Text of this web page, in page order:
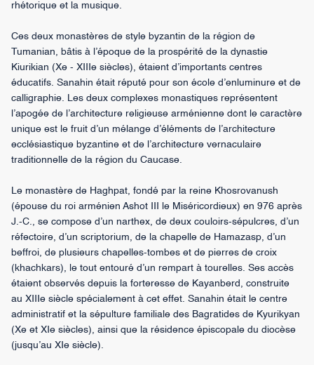
rhétorique et la musique.
Ces deux monastères de style byzantin de la région de
Tumanian, bâtis à l’époque de la prospérité de la dynastie
Kiurikian (Xe - XIIIe siècles), étaient d’importants centres
éducatifs. Sanahin était réputé pour son école d’enluminure et de
calligraphie. Les deux complexes monastiques représentent
l’apogée de l’architecture religieuse arménienne dont le caractère
unique est le fruit d’un mélange d’éléments de l’architecture
ecclésiastique byzantine et de l’architecture vernaculaire
traditionnelle de la région du Caucase.
Le monastère de Haghpat, fondé par la reine Khosrovanush
(épouse du roi arménien Ashot III le Miséricordieux) en 976 après
J.-C., se compose d’un narthex, de deux couloirs-sépulcres, d’un
réfectoire, d’un scriptorium, de la chapelle de Hamazasp, d’un
beffroi, de plusieurs chapelles-tombes et de pierres de croix
(khachkars), le tout entouré d’un rempart à tourelles. Ses accès
étaient observés depuis la forteresse de Kayanberd, construite
au XIIIe siècle spécialement à cet effet. Sanahin était le centre
administratif et la sépulture familiale des Bagratides de Kyurikyan
(Xe et XIe siècles), ainsi que la résidence épiscopale du diocèse
(jusqu’au XIe siècle).